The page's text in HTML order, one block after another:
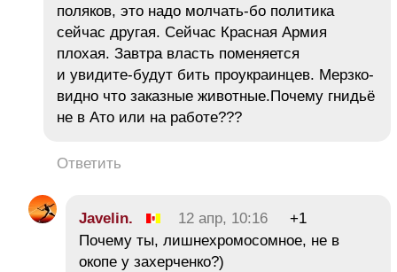
поляков, это надо молчать-бо политика
сейчас другая. Сейчас Красная Армия
плохая. Завтра власть поменяется
и увидите-будут бить проукраинцев. Мерзко-
видно что заказные животные.Почему гнидьё
не в Ато или на работе???
Ответить
Javelin. 12 апр, 10:16
+1
Почему ты, лишнехромосомное, не в
окопе у захерченко?)